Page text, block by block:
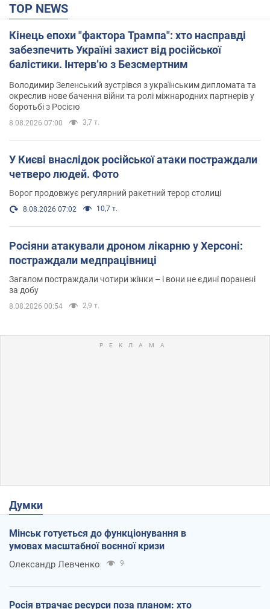
TOP NEWS
Кінець епохи "фактора Трампа": хто насправді
забезпечить Україні захист від російської
балістики. Інтерв’ю з Безсмертним
Володимир Зеленський зустрівся з українським дипломата та
окреслив нове бачення війни та ролі міжнародних партнерів у
боротьбі з Росією
8.08.2026 07:00 3,7 т.
У Києві внаслідок російської атаки постраждали
четверо людей. Фото
Ворог продовжує регулярний ракетний терор столиці
8.08.2026 07:02 10,7 т.
Росіяни атакували дроном лікарню у Херсоні:
постраждали медпрацівниці
Загалом постраждали чотири жінки – і вони не єдині поранені
за добу
8.08.2026 00:54 2,9 т.
Думки
Мінськ готується до функціонування в
умовах масштабної воєнної кризи
Олександр Левченко 9
Росія втрачає ресурси поза планом: хто